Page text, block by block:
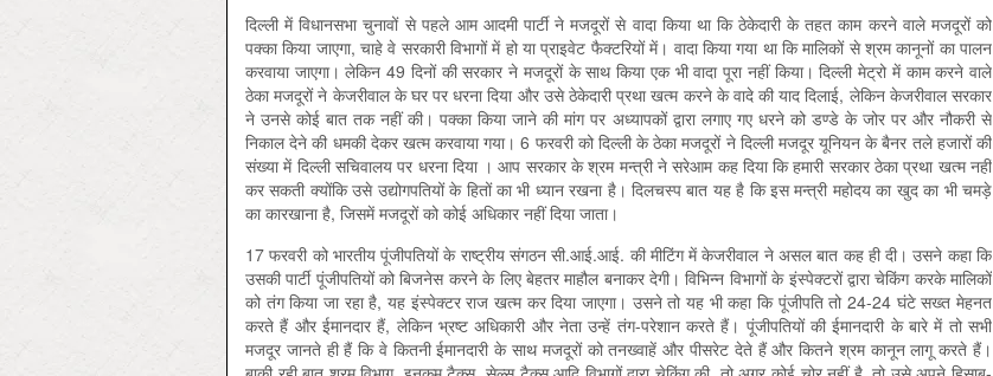
दिल्ली में विधानसभा चुनावों से पहले आम आदमी पार्टी ने मजदूरों से वादा किया था कि ठेकेदारी के तहत काम करने वाले मजदूरों को
पक्का किया जाएगा, चाहे वे सरकारी विभागों में हो या प्राइवेट फैक्टरियों में। वादा किया गया था कि मालिकों से श्रम कानूनों का पालन
करवाया जाएगा। लेकिन 49 दिनों की सरकार ने मजदूरों के साथ किया एक भी वादा पूरा नहीं किया। दिल्ली मेट्रो में काम करने वाले
ठेका मजदूरों ने केजरीवाल के घर पर धरना दिया और उसे ठेकेदारी प्रथा खत्म करने के वादे की याद दिलाई, लेकिन केजरीवाल सरकार
ने उनसे कोई बात तक नहीं की। पक्का किया जाने की मांग पर अध्यापकों द्वारा लगाए गए धरने को डण्डे के जोर पर और नौकरी से
निकाल देने की धमकी देकर खत्म करवाया गया। 6 फरवरी को दिल्ली के ठेका मजदूरों ने दिल्ली मजदूर यूनियन के बैनर तले हजारों की
संख्या में दिल्ली सचिवालय पर धरना दिया । आप सरकार के श्रम मन्‍त्री ने सरेआम कह दिया कि हमारी सरकार ठेका प्रथा खत्म नहीं
कर सकती क्योंकि उसे उद्योगपतियों के हितों का भी ध्यान रखना है। दिलचस्प बात यह है कि इस मन्‍त्री महोदय का खुद का भी चमड़े
का कारखाना है, जिसमें मजदूरों को कोई अधिकार नहीं दिया जाता।
17 फरवरी को भारतीय पूंजीपतियों के राष्ट्रीय संगठन सी.आई.आई. की मीटिंग में केजरीवाल ने असल बात कह ही दी। उसने कहा कि
उसकी पार्टी पूंजीपतियों को बिजनेस करने के लिए बेहतर माहौल बनाकर देगी। विभिन्न विभागों के इंस्पेक्टरों द्वारा चेकिंग करके मालिकों
को तंग किया जा रहा है, यह इंस्पेक्टर राज खत्म कर दिया जाएगा। उसने तो यह भी कहा कि पूंजीपति तो 24-24 घंटे सख्त मेहनत
करते हैं और ईमानदार हैं, लेकिन भ्रष्ट अधिकारी और नेता उन्हें तंग-परेशान करते हैं। पूंजीपतियों की ईमानदारी के बारे में तो सभी
मजदूर जानते ही हैं कि वे कितनी ईमानदारी के साथ मजदूरों को तनख्वाहें और पीसरेट देते हैं और कितने श्रम कानून लागू करते हैं।